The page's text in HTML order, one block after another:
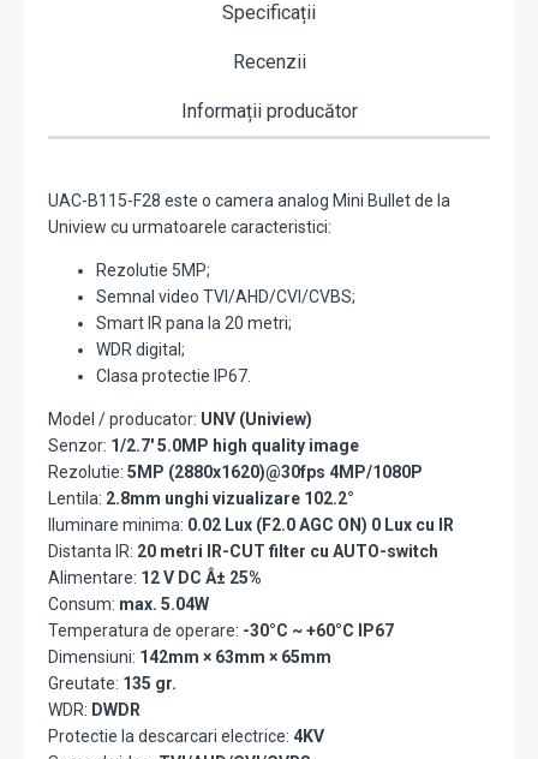
Specificații
Recenzii
Informații producător
UAC-B115-F28 este o camera analog Mini Bullet de la
Uniview cu urmatoarele caracteristici:
Rezolutie 5MP;
Semnal video TVI/AHD/CVI/CVBS;
Smart IR pana la 20 metri;
WDR digital;
Clasa protectie IP67.
Model / producator: UNV (Uniview)
Senzor: 1/2.7' 5.0MP high quality image
Rezolutie: 5MP (2880x1620)@30fps 4MP/1080P
Lentila: 2.8mm unghi vizualizare 102.2°
Iluminare minima: 0.02 Lux (F2.0 AGC ON) 0 Lux cu IR
Distanta IR: 20 metri IR-CUT filter cu AUTO-switch
Alimentare: 12 V DC Â± 25%
Consum: max. 5.04W
Temperatura de operare: -30°C ~ +60°C IP67
Dimensiuni: 142mm × 63mm × 65mm
Greutate: 135 gr.
WDR: DWDR
Protectie la descarcari electrice: 4KV